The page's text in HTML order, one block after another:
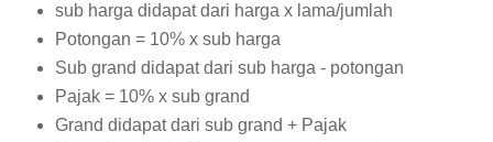
sub harga didapat dari harga x lama/jumlah
Potongan = 10% x sub harga
Sub grand didapat dari sub harga - potongan
Pajak = 10% x sub grand
Grand didapat dari sub grand + Pajak